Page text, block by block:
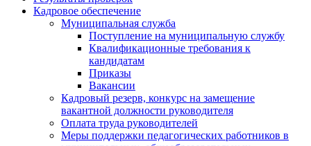
Кадровое обеспечение
Муниципальная служба
Поступление на муниципальную службу
Квалификационные требования к
кандидатам
Приказы
Вакансии
Кадровый резерв, конкурс на замещение
вакантной должности руководителя
Оплата труда руководителей
Меры поддержки педагогических работников в